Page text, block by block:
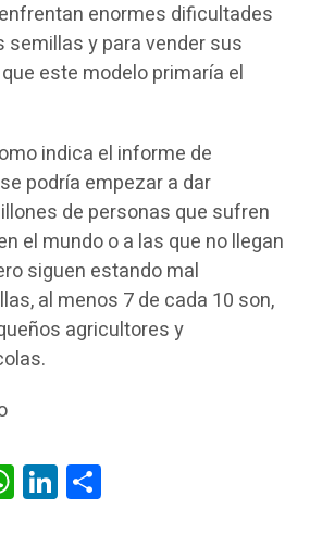
enormes dificultades
semillas y para vender sus
este modelo primaría el
indica el informe de
podría empezar a dar
de personas que sufren
el mundo o a las que no llegan
siguen estando mal
al menos 7 de cada 10 son,
agricultores y
WhatsAppLinkedIn